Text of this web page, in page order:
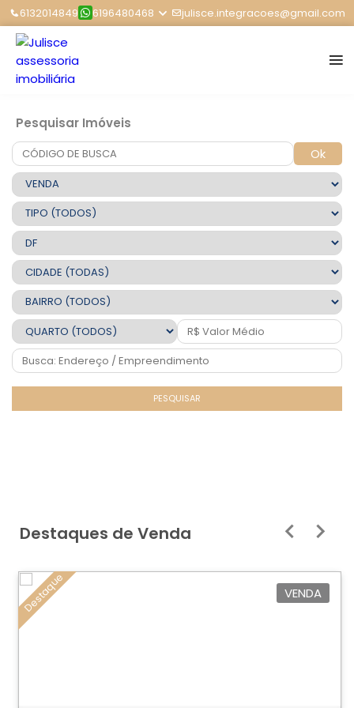
6132014849 6196480468 julisce.integracoes@gmail.com
Pesquisar Imóveis
Ok
PESQUISAR
Destaques de Venda
Destaque VENDA